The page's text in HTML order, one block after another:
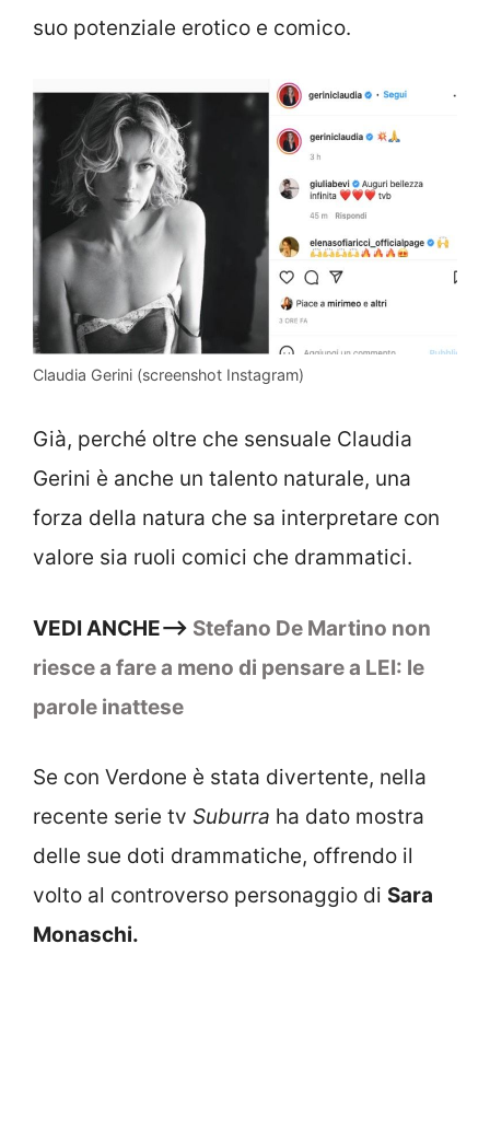
suo potenziale erotico e comico.
Claudia Gerini (screenshot Instagram)
Già, perché oltre che sensuale Claudia
Gerini è anche un talento naturale, una
forza della natura che sa interpretare con
valore sia ruoli comici che drammatici.
VEDI ANCHE—> Stefano De Martino non
riesce a fare a meno di pensare a LEI: le
parole inattese
Se con Verdone è stata divertente, nella
recente serie tv Suburra ha dato mostra
delle sue doti drammatiche, offrendo il
volto al controverso personaggio di Sara
Monaschi.